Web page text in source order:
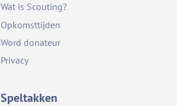
Wat is Scouting?
Opkomsttijden
Word donateur
Privacy
Speltakken